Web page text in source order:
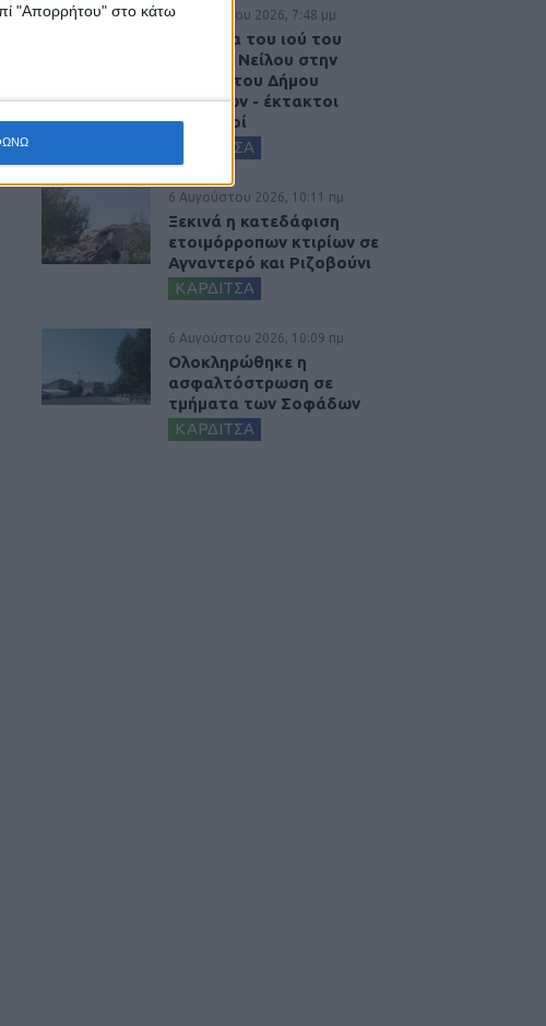
"Απορρήτου" στο κάτω6 Αυγούστου 2026, 7:48 μμ
Κρούσμα του ιού του
Δυτικού Νείλου στην
Κυψέλη του Δήμου
Σοφάδων - έκτακτοι
ψεκασμοί
ΚΑΡΔΙΤΣΑ
6 Αυγούστου 2026, 10:11 πμ
Ξεκινά η κατεδάφιση
ετοιμόρροπων κτιρίων σε
Αγναντερό και Ριζοβούνι
ΚΑΡΔΙΤΣΑ
6 Αυγούστου 2026, 10:09 πμ
Ολοκληρώθηκε η
ασφαλτόστρωση σε
τμήματα των Σοφάδων
ΚΑΡΔΙΤΣΑ